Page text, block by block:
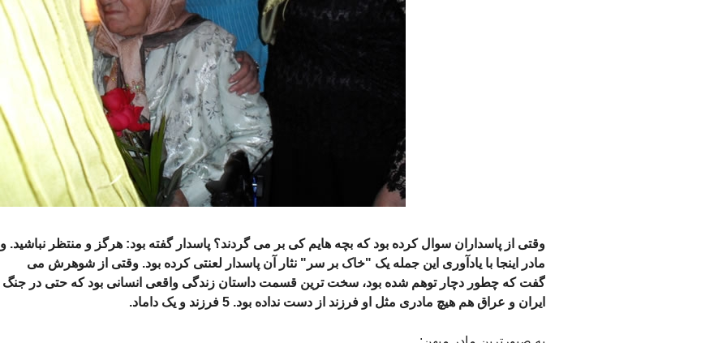
وقتی از پاسداران سوال کرده بود که بچه هایم کی بر می گردند؟ پاسدار گفته بود: هرگز و منتظر نباشید. و
مادر اینجا با یادآوری این جمله یک "خاک بر سر" نثار آن پاسدار لعنتی کرده بود. وقتی از شوهرش می
گفت که چطور دچار توهم شده بود، سخت ترین قسمت داستان زندگی واقعی انسانی بود که حتی در جنگ
ایران و عراق هم هیچ مادری مثل او فرزند از دست نداده بود. 5 فرزند و یک داماد.